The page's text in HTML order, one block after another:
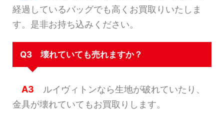
経過しているバッグでも高くお買取りいたしま
す。是非お持ち込みください。
Q3 壊れていても売れますか？
A3 ルイヴィトンなら生地が破れていたり、
金具が壊れていてもお買取りします。